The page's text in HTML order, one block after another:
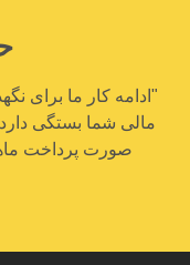
"ادامه کار ما برای
مالی شما بستگی
صورت پرداخت